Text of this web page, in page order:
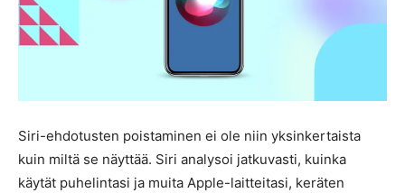
Siri-ehdotusten poistaminen ei ole niin yksinkertaista
kuin miltä se näyttää. Siri analysoi jatkuvasti, kuinka
käytät puhelintasi ja muita Apple-laitteitasi, keräten